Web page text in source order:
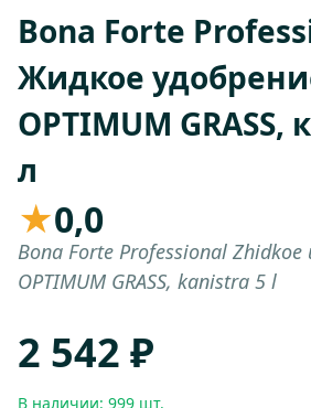
Bona Forte
Жидкое
OPTIMUM GRASS,
л
★0,0
Bona Forte Professional Zhidkoe
OPTIMUM GRASS, kanistra 5 l
2 542 ₽
В наличии: 999 шт.